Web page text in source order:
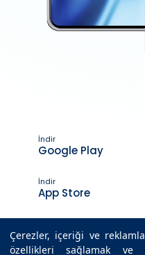
Çerezler, içeriği ve
özellikleri sağlamak
İndir
Google Play
İndir
App Store